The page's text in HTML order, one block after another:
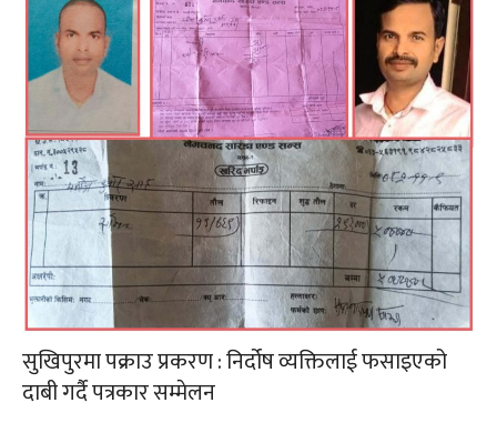
सुखिपुरमा पक्राउ प्रकरण : निर्दोष व्यक्तिलाई फसाइएको
दाबी गर्दै पत्रकार सम्मेलन